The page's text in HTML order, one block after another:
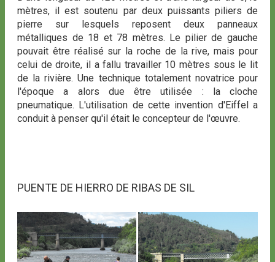
mètres, il est soutenu par deux puissants piliers de
pierre sur lesquels reposent deux panneaux
métalliques de 18 et 78 mètres. Le pilier de gauche
pouvait être réalisé sur la roche de la rive, mais pour
celui de droite, il a fallu travailler 10 mètres sous le lit
de la rivière. Une technique totalement novatrice pour
l'époque a alors due être utilisée : la cloche
pneumatique. L'utilisation de cette invention d'Eiffel a
conduit à penser qu'il était le concepteur de l'œuvre.
PUENTE DE HIERRO DE RIBAS DE SIL